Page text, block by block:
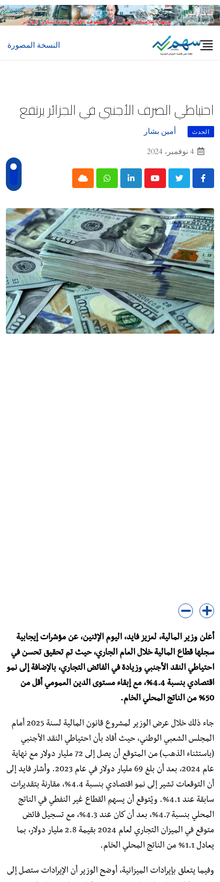
Skip
to
النسخة المصورة
احتياطي الصرف الأجنبي في الجزائر يرتفع
الحدث
أمين بشار
4 نوفمبر، 2024
Youtube
LinkedIn
Whatsapp
Cloud
أعلن وزير المالية، لعزيز فايد، اليوم الإثنين، عن مؤشرات إيجابية
سجلها قطاع المالية خلال العام الجاري، حيث تم تحقيق تحسن في
احتياطي النقد الأجنبي وزيادة في الفائض التجاري، بالإضافة إلى نمو
اقتصادي بنسبة 4.4%، مع إبقاء مستوى الدين العمومي أقل من
50% من الناتج المحلي الخام.
جاء ذلك خلال عرض الوزير لمشروع قانون المالية لسنة 2025 أمام
المجلس الشعبي الوطني، حيث أفاد بأن احتياطي النقد الأجنبي
(باستثناء الذهب) من المتوقع أن يصل إلى 72 مليار دولار مع نهاية
عام 2024، بعد أن بلغ 69 مليار دولار في عام 2023. وأشار فايد إلى
أن التوقعات تشير إلى نمو اقتصادي بنسبة 4.4%، مقارنة بتقديرات
سابقة عند 4.1%. ويُتوقع أن يسهم القطاع غير النفطي في الناتج
المحلي بنسبة 4.7%، بعد أن كان عند 4.3%، مع تسجيل فائض
متوقع في الميزان التجاري لعام 2024 بقيمة 2.8 مليار دولار، بما
يعادل 1.1% من الناتج المحلي الخام.
وفيما يتعلق بإيرادات الميزانية، أوضح الوزير أن الإيرادات ستصل إلى